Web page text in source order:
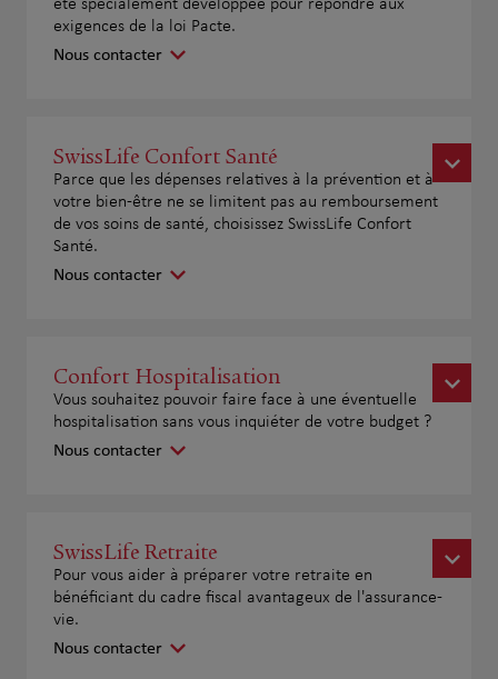
été spécialement développée pour répondre aux
exigences de la loi Pacte.
Nous contacter
SwissLife Confort Santé
Parce que les dépenses relatives à la prévention et à
votre bien-être ne se limitent pas au remboursement
de vos soins de santé, choisissez SwissLife Confort
Santé.
Nous contacter
Confort Hospitalisation
Vous souhaitez pouvoir faire face à une éventuelle
hospitalisation sans vous inquiéter de votre budget ?
Nous contacter
SwissLife Retraite
Pour vous aider à préparer votre retraite en
bénéficiant du cadre fiscal avantageux de l'assurance-
vie.
Nous contacter